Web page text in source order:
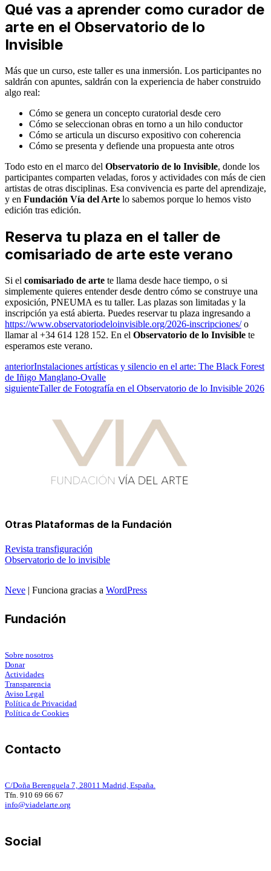
Qué vas a aprender como curador de
arte en el Observatorio de lo
Invisible
Más que un curso, este taller es una inmersión. Los participantes no
saldrán con apuntes, saldrán con la experiencia de haber construido
algo real:
Cómo se genera un concepto curatorial desde cero
Cómo se seleccionan obras en torno a un hilo conductor
Cómo se articula un discurso expositivo con coherencia
Cómo se presenta y defiende una propuesta ante otros
Todo esto en el marco del Observatorio de lo Invisible, donde los
participantes comparten veladas, foros y actividades con más de cien
artistas de otras disciplinas. Esa convivencia es parte del aprendizaje,
y en Fundación Vía del Arte lo sabemos porque lo hemos visto
edición tras edición.
Reserva tu plaza en el taller de
comisariado de arte este verano
Si el comisariado de arte te llama desde hace tiempo, o si
simplemente quieres entender desde dentro cómo se construye una
exposición, PNEUMA es tu taller. Las plazas son limitadas y la
inscripción ya está abierta. Puedes reservar tu plaza ingresando a
https://www.observatoriodeloinvisible.org/2026-inscripciones/o
llamar al +34 614 128 152. En el Observatorio de lo Invisible te
esperamos este verano.
anteriorInstalaciones artísticas y silencio en el arte: The Black Forest
de Iñigo Manglano-Ovalle
siguienteTaller de Fotografía en el Observatorio de lo Invisible 2026
Otras Plataformas de la Fundación
Revista transfiguración
Observatorio de lo invisible
Neve | Funciona gracias a WordPress
Fundación
Sobre nosotros
Donar
Actividades
Transparencia
Aviso Legal
Política de Privacidad
Política de Cookies
Contacto
C/Doña Berenguela 7, 28011 Madrid, España.
Tfn. 910 69 66 67
info@viadelarte.org
Social